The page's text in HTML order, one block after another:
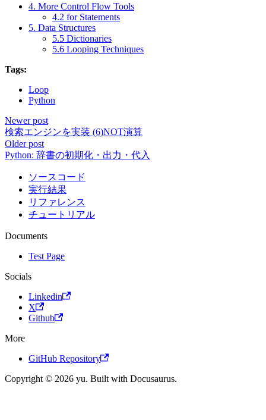
4. More Control Flow Tools
4.2 for Statements
5. Data Structures
5.5 Dictionaries
5.6 Looping Techniques
Tags:
Loop
Python
Newer post
検索エンジンを実装 (6)NOT演算
Older post
Python: 辞書の初期化・出力・代入
ソースコード
実行結果
リファレンス
チュートリアル
Documents
Test Page
Socials
Linkedin
X
Github
More
GitHub Repository
Copyright © 2026 yu. Built with Docusaurus.